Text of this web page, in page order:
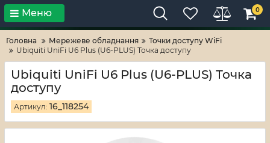
Тільки високі технології! RV-ZAFT
Меню 0
Головна Мережеве обладнання
Точки доступу WiFi
Ubiquiti UniFi U6 Plus (U6-PLUS) Точка доступу
Ubiquiti UniFi U6 Plus (U6-PLUS) Точка
доступу
Артикул: 16_118254